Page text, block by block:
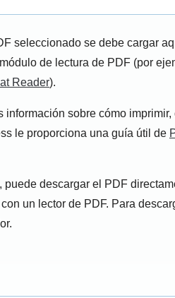
seleccionado se debe cargar
de lectura de PDF (por
Reader).
información sobre cómo
le proporciona una guía útil de
puede descargar el PDF
un lector de PDF. Para